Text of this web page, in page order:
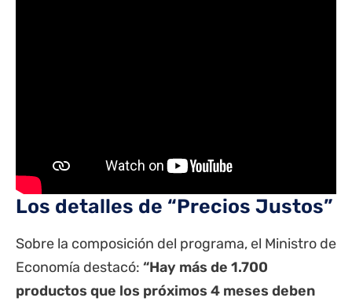
Los detalles de “Precios Justos”
Sobre la composición del programa, el Ministro de
Economía destacó: “Hay más de 1.700
productos que los próximos 4 meses deben